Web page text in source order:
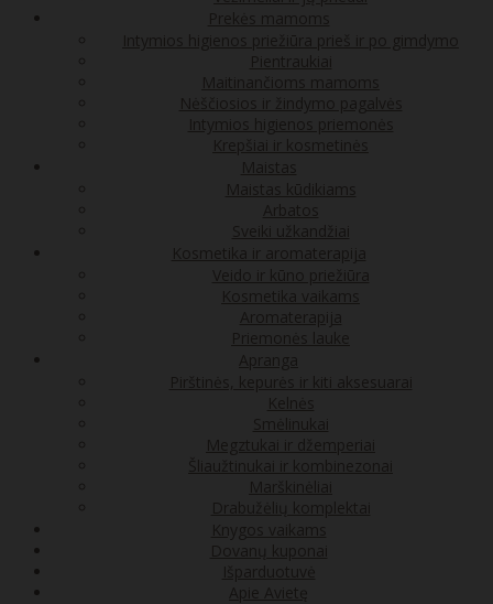
Prekės mamoms
Intymios higienos priežiūra prieš ir po gimdymo
Pientraukiai
Maitinančioms mamoms
Nėščiosios ir žindymo pagalvės
Intymios higienos priemonės
Krepšiai ir kosmetinės
Maistas
Maistas kūdikiams
Arbatos
Sveiki užkandžiai
Kosmetika ir aromaterapija
Veido ir kūno priežiūra
Kosmetika vaikams
Aromaterapija
Priemonės lauke
Apranga
Pirštinės, kepurės ir kiti aksesuarai
Kelnės
Smėlinukai
Megztukai ir džemperiai
Šliaužtinukai ir kombinezonai
Marškinėliai
Drabužėlių komplektai
Knygos vaikams
Dovanų kuponai
Išparduotuvė
Apie Avietę